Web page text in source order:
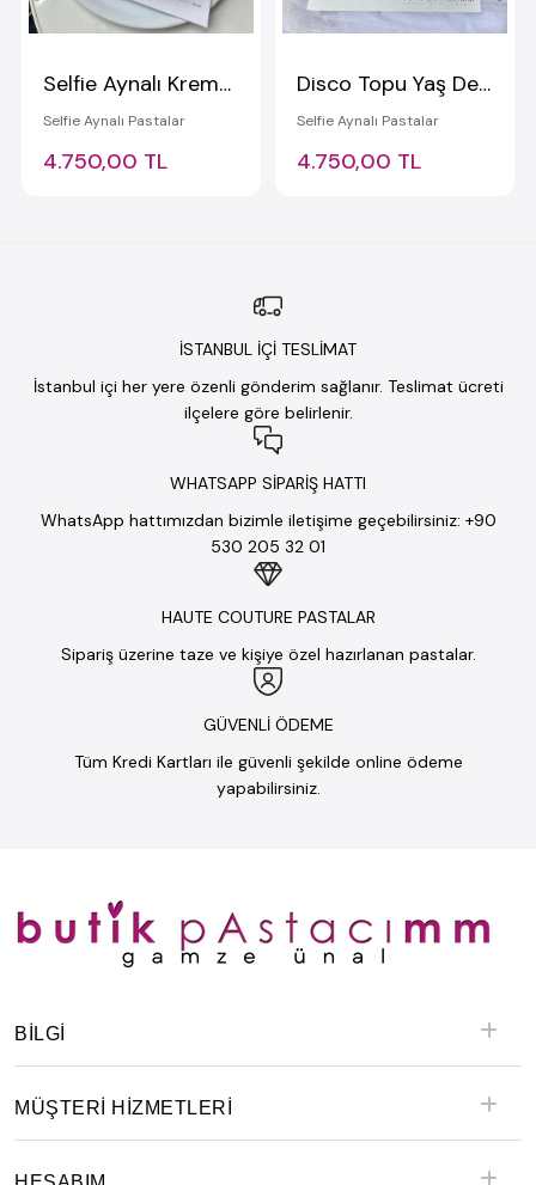
Selfie Aynalı Kremalı Pasta
Selfie Aynalı Pastalar
4.750,00 TL
Disco Topu Yaş Detaylı Aynalı Pasta
Selfie Aynalı Pastalar
4.750,00 TL
İSTANBUL İÇİ TESLİMAT
İstanbul içi her yere özenli gönderim sağlanır. Teslimat ücreti
ilçelere göre belirlenir.
WHATSAPP SİPARİŞ HATTI
WhatsApp hattımızdan bizimle iletişime geçebilirsiniz: +90
530 205 32 01
HAUTE COUTURE PASTALAR
Sipariş üzerine taze ve kişiye özel hazırlanan pastalar.
GÜVENLİ ÖDEME
Tüm Kredi Kartları ile güvenli şekilde online ödeme
yapabilirsiniz.
BILGI
MÜŞTERİ HİZMETLERİ